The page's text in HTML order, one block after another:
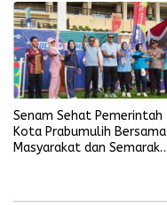
Senam Sehat Pemerintah
Kota Prabumulih Bersama
Masyarakat dan Semarak